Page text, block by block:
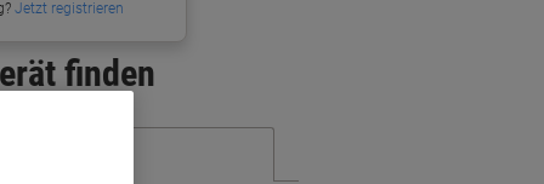
Jetzt registrieren
finden